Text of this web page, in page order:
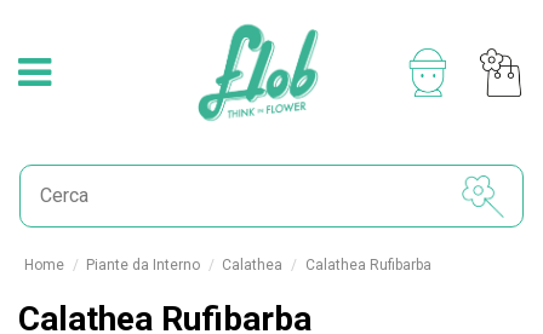
Home Piante da Interno Calathea Calathea Rufibarba
Calathea Rufibarba